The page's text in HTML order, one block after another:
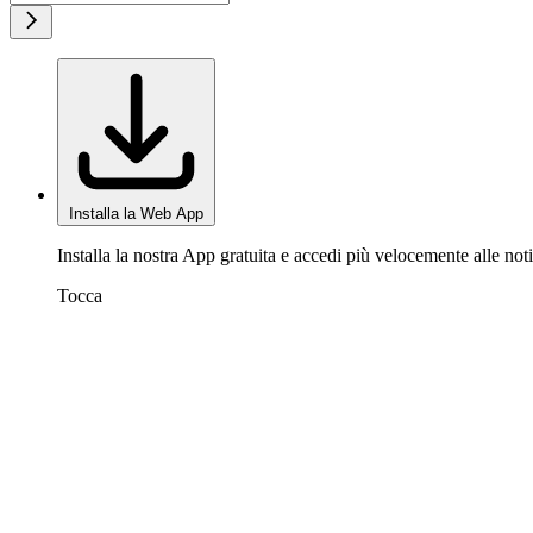
Installa la Web App
Installa la nostra App gratuita e accedi più velocemente alle
Tocca